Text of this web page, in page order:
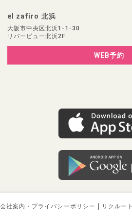
el zafiro 北浜
大阪市中央区北浜1-1-30
リバービュー北浜2F
WEB予約
会社案内・プライバシーポリシー | リクルート